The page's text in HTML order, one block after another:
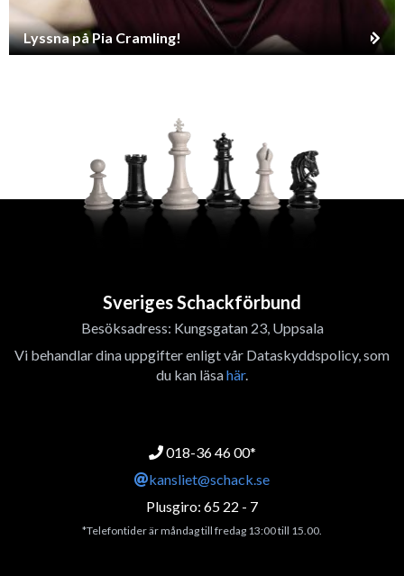
Lyssna på Pia Cramling!
Sveriges Schackförbund
Besöksadress: Kungsgatan 23, Uppsala
Vi behandlar dina uppgifter enligt vår Dataskyddspolicy, som
du kan läsahär.
018-36 46 00*
kansliet@schack.se
Plusgiro: 65 22 - 7
*Telefontider är måndag till fredag 13:00 till 15.00.